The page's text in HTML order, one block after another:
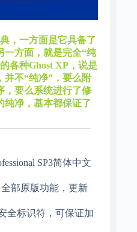
，一方面是它具备了
一方面，就是完全“纯
各种Ghost XP，说是
并不“纯净”，要么附
，要么系统进行了修
纯净，基本都保证了
SP3简体中文
部原版功能，更新
全标识符，可保证加